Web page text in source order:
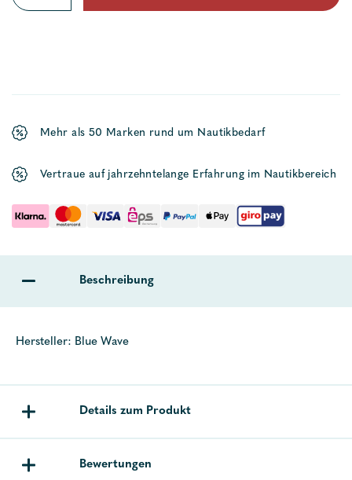
Gabelterminal
Mehr als 50 Marken rund um Nautikbedarf
Vertraue auf jahrzehntelange Erfahrung im Nautikbereich
Beschreibung
Hersteller: Blue Wave
Details zum Produkt
Bewertungen